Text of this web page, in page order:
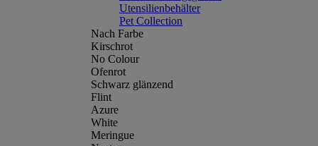
Utensilienbehälter
Pet Collection
Nach Farbe
Kirschrot
No Colour
Ofenrot
Schwarz glänzend
Flint
Azure
White
Meringue